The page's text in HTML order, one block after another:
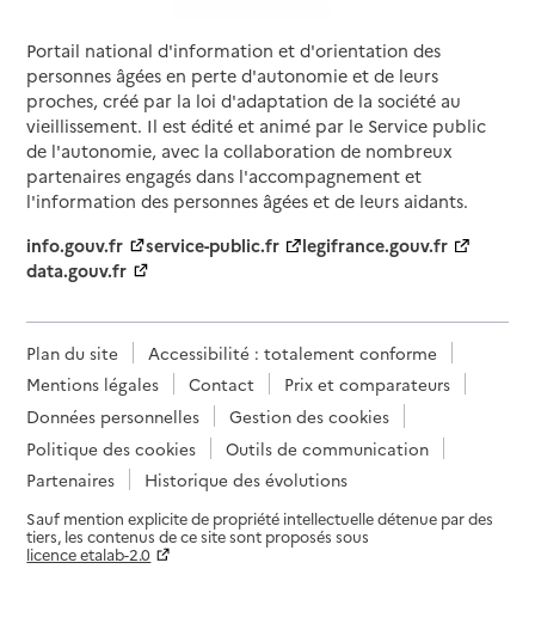
Portail national d'information et d'orientation des
personnes âgées en perte d'autonomie et de leurs
proches, créé par la loi d'adaptation de la société au
vieillissement. Il est édité et animé par le Service public
de l'autonomie, avec la collaboration de nombreux
partenaires engagés dans l'accompagnement et
l'information des personnes âgées et de leurs aidants.
info.gouv.fr
service-public.fr
legifrance.gouv.fr
data.gouv.fr
Plan du site
Accessibilité : totalement conforme
Mentions légales
Contact
Prix et comparateurs
Données personnelles
Gestion des cookies
Politique des cookies
Outils de communication
Partenaires
Historique des évolutions
Sauf mention explicite de propriété intellectuelle détenue par des
tiers, les contenus de ce site sont proposés sous
licence etalab-2.0